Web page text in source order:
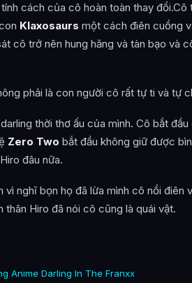
tính cách của cô hoàn toàn thay
Klaxosaurs một cách điên cuồng
cô trở nên hung hăng và tàn bạo và
phải là con người cô rất tự ti và tự
thời thơ ấu của mình. Cô bắt
Zero Two bắt đầu không giữ được
đâu nữa.
nghĩ bọn họ đã lừa mình cô nổi điên
Hiro đã nói cô cũng là quái vật.
Anime Darling In The Franxx